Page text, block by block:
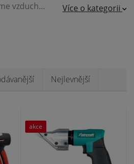
V této kategorii nabízíme vzduchové nářadí pro ostatní specifické práce, jako například nýtovačky, pistole pro konzervaci dutin, pistole na kartuše nebo silikonové náplně, tlakové maznice a jiné. Více o kategorii
Nejlevnější
akce